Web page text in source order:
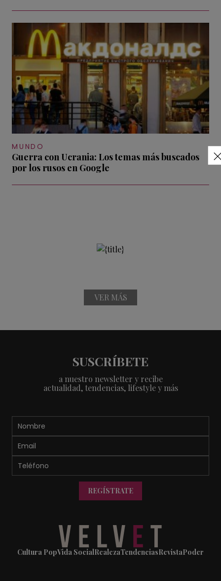
MUNDO
Guerra con Ucrania: Los temas más buscados
por los rusos en Google
VER MÁS
SUSCRÍBETE
a nuestro newsletter y recibe
actualidad, tendencias, lifestyle y más
REGÍSTRATE
Cultura PopVida SocialRealezaTendenciasRevistaPoder